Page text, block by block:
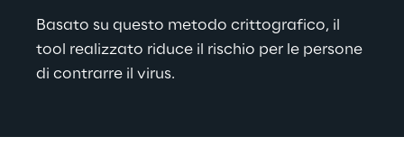
Basato su questo metodo crittografico, il
tool realizzato riduce il rischio per le persone
di contrarre il virus.